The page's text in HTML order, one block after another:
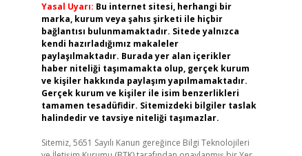
Yasal Uyarı: Bu internet sitesi, herhangi bir
marka, kurum veya şahıs şirketi ile hiçbir
bağlantısı bulunmamaktadır. Sitede yalnızca
kendi hazırladığımız makaleler
paylaşılmaktadır. Burada yer alan içerikler
haber niteliği taşımamakta olup, gerçek kurum
ve kişiler hakkında paylaşım yapılmamaktadır.
Gerçek kurum ve kişiler ile isim benzerlikleri
tamamen tesadüfidir. Sitemizdeki bilgiler taslak
halindedir ve tavsiye niteliği taşımazlar.
Sitemiz, 5651 Sayılı Kanun gereğince Bilgi Teknolojileri